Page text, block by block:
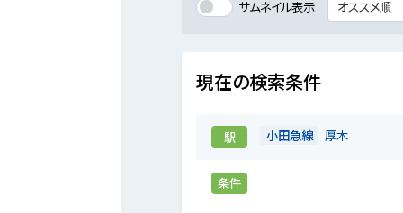
サムネイル表示
現在の検索条件
駅 小田急線 厚木
条件